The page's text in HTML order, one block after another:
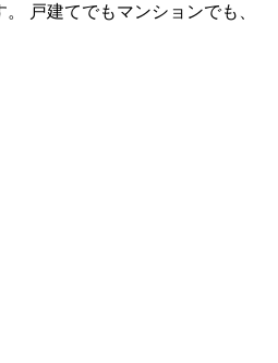
戸建てでもマンションでも、